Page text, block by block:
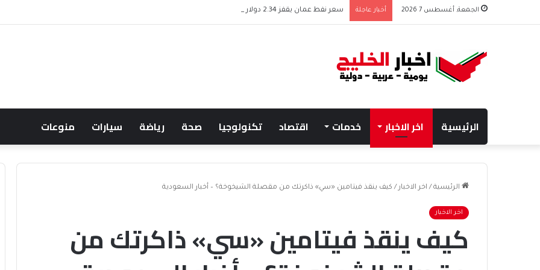
الجمعة, أغسطس 7 2026 أخبار عاجلة سعر نفط عمان يقفز 2.34 دولار وسط ترقب الأسواق
الرئيسية اخر الاخبار خدمات اقتصاد تكنولوجيا صحة رياضة سيارات منوعات
الرئيسية / اخر الاخبار / كيف ينقذ فيتامين «سي» ذاكرتك من مقصلة الشيخوخة؟ – أخبار السعودية
اخر الاخبار
كيف ينقذ فيتامين «سي» ذاكرتك من